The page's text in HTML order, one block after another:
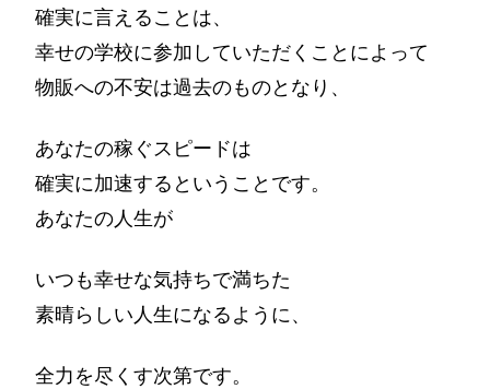
確実に言えることは、
幸せの学校に参加していただくことによって
物販への不安は過去のものとなり、
あなたの稼ぐスピードは
確実に加速するということです。
あなたの人生が
いつも幸せな気持ちで満ちた
素晴らしい人生になるように、
全力を尽くす次第です。